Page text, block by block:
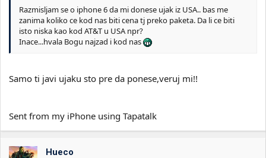
Razmisljam se o iphone 6 da mi donese ujak iz USA.. bas me
zanima koliko ce kod nas biti cena tj preko paketa. Da li ce biti
isto niska kao kod AT&T u USA npr?
Inace...hvala Bogu najzad i kod nas
Samo ti javi ujaku sto pre da ponese,veruj mi!!
Sent from my iPhone using Tapatalk
Hueco